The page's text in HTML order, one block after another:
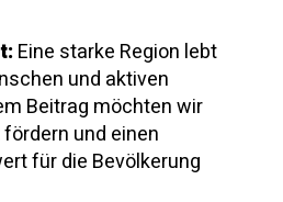
Eine starke Region lebt
und aktiven
Beitrag möchten wir
und einen
für die Bevölkerung